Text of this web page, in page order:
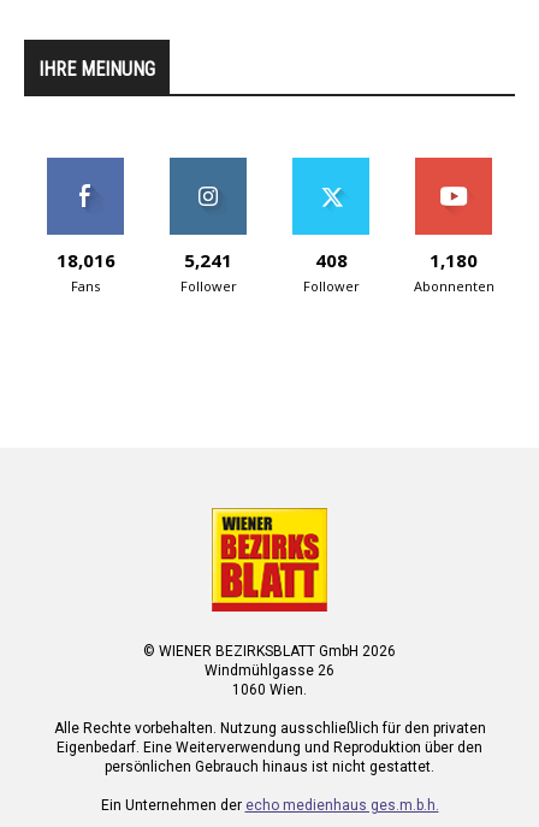
IHRE MEINUNG
18,016
Fans
5,241
Follower
408
Follower
1,180
Abonnenten
© WIENER BEZIRKSBLATT GmbH 2026
Windmühlgasse 26
1060 Wien.
Alle Rechte vorbehalten. Nutzung ausschließlich für den privaten
Eigenbedarf. Eine Weiterverwendung und Reproduktion über den
persönlichen Gebrauch hinaus ist nicht gestattet.
Ein Unternehmen der echo medienhaus ges.m.b.h.